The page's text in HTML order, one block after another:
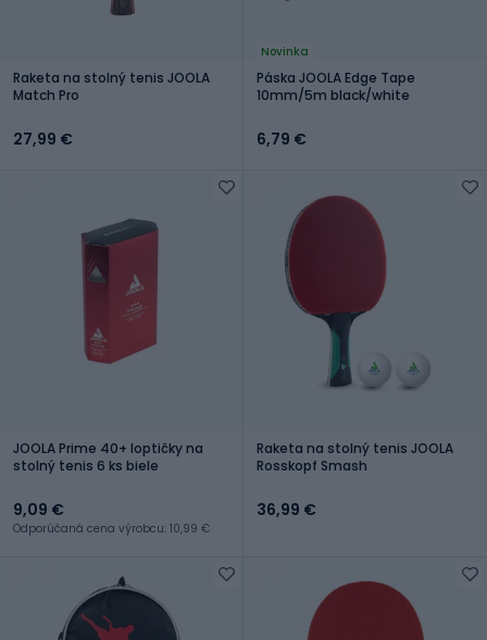
Raketa na stolný tenis JOOLA
Match Pro
27,99 €
Novinka
Páska JOOLA Edge Tape
10mm/5m black/white
6,79 €
JOOLA Prime 40+ loptičky na
stolný tenis 6 ks biele
9,09 €
Odporúčaná cena výrobcu: 10,99 €
Raketa na stolný tenis JOOLA
Rosskopf Smash
36,99 €